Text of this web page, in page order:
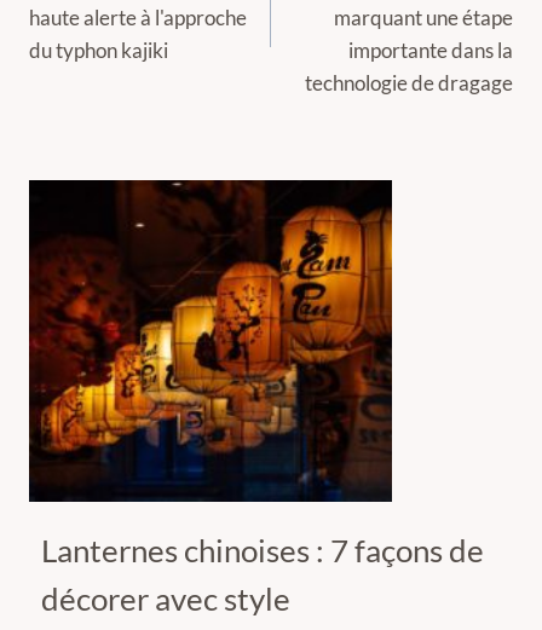
haute alerte à l'approche
du typhon kajiki
marquant une étape
importante dans la
technologie de dragage
Lanternes chinoises : 7 façons de
décorer avec style